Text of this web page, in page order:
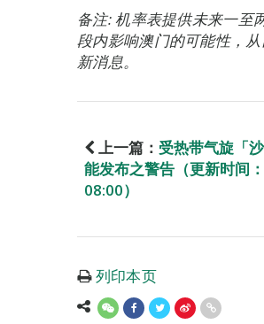
备注: 机率表提供未来一至
段内影响澳门的可能性，
新消息。
上一篇： 受热带气旋「
能发布之警告（更新时间
08:00）
列印本页